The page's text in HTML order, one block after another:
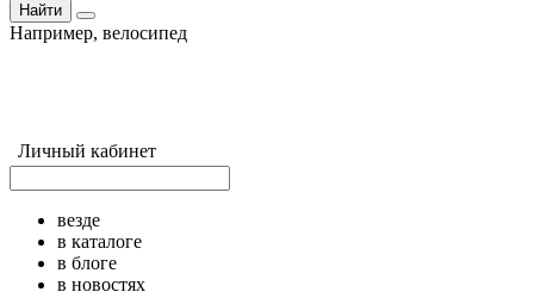
Найти
Например, велосипед
Личный кабинет
везде
в каталоге
в блоге
в новостях